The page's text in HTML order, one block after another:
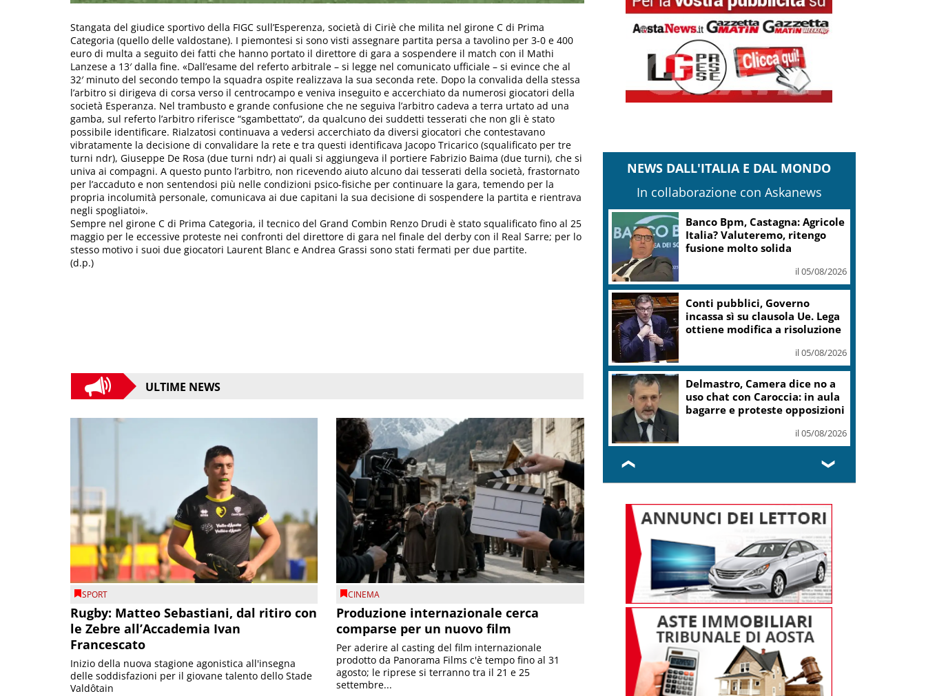
Stangata del giudice sportivo della FIGC sull’Esperenza, società di Ciriè che milita nel girone C di Prima
Categoria (quello delle valdostane). I piemontesi si sono visti assegnare partita persa a tavolino per 3-0 e 400
euro di multa a seguito dei fatti che hanno portato il direttore di gara a sospendere il match con il Mathi
Lanzese a 13′ dalla fine. «Dall’esame del referto arbitrale – si legge nel comunicato ufficiale – si evince che al
32′ minuto del secondo tempo la squadra ospite realizzava la sua seconda rete. Dopo la convalida della stessa
l’arbitro si dirigeva di corsa verso il centrocampo e veniva inseguito e accerchiato da numerosi giocatori della
società Esperanza. Nel trambusto e grande confusione che ne seguiva l’arbitro cadeva a terra urtato ad una
gamba, sul referto l’arbitro riferisce “sgambettato”, da qualcuno dei suddetti tesserati che non gli è stato
possibile identificare. Rialzatosi continuava a vedersi accerchiato da diversi giocatori che contestavano
vibratamente la decisione di convalidare la rete e tra questi identificava Jacopo Tricarico (squalificato per tre
turni ndr), Giuseppe De Rosa (due turni ndr) ai quali si aggiungeva il portiere Fabrizio Baima (due turni), che si
univa ai compagni. A questo punto l’arbitro, non ricevendo aiuto alcuno dai tesserati della società, frastornato
per l’accaduto e non sentendosi più nelle condizioni psico-fisiche per continuare la gara, temendo per la
propria incolumità personale, comunicava ai due capitani la sua decisione di sospendere la partita e rientrava
negli spogliatoi».
Sempre nel girone C di Prima Categoria, il tecnico del Grand Combin Renzo Drudi è stato squalificato fino al 25
maggio per le eccessive proteste nei confronti del direttore di gara nel finale del derby con il Real Sarre; per lo
stesso motivo i suoi due giocatori Laurent Blanc e Andrea Grassi sono stati fermati per due partite.
(d.p.)
ULTIME NEWS
SPORT
Rugby: Matteo Sebastiani, dal ritiro con
le Zebre all’Accademia Ivan
Francescato
Inizio della nuova stagione agonistica all'insegna
delle soddisfazioni per il giovane talento dello Stade
Valdôtain
CINEMA
Produzione internazionale cerca
comparse per un nuovo film
Per aderire al casting del film internazionale
prodotto da Panorama Films c'è tempo fino al 31
agosto; le riprese si terranno tra il 21 e 25
settembre...
NEWS DALL'ITALIA E DAL MONDO
In collaborazione con Askanews
Banco Bpm, Castagna: Agricole
Italia? Valuteremo, ritengo
fusione molto solida
il 05/08/2026
Conti pubblici, Governo
incassa sì su clausola Ue. Lega
ottiene modifica a risoluzione
il 05/08/2026
Delmastro, Camera dice no a
uso chat con Caroccia: in aula
bagarre e proteste opposizioni
il 05/08/2026
❮ ❯